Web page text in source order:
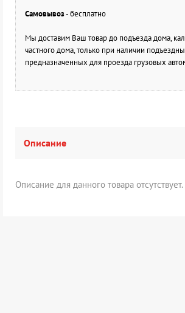
Самовывоз- бесплатно
Мы доставим Ваш товар до подъезда дома,
частного дома, только при наличии
предназначенных для проезда грузовых
Описание
Описание для данного товара отсутствует.